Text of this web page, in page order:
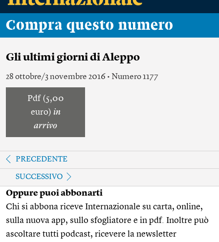
Compra questo numero
Gli ultimi giorni di Aleppo
28 ottobre/3 novembre 2016 • Numero 1177
Pdf (5,00
euro) in
arrivo
PRECEDENTE
SUCCESSIVO
Oppure puoi abbonarti
Chi si abbona riceve Internazionale su carta, online,
sulla nuova app, sullo sfogliatore e in pdf. Inoltre può
ascoltare tutti podcast, ricevere la newsletter